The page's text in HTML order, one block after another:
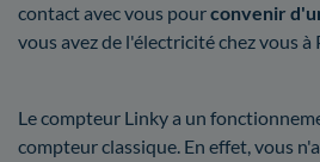
contact avec vous pourconvenir
vous avez de l'électricité chez vous
Le compteur Linky a un
compteur classique. En effet, vous